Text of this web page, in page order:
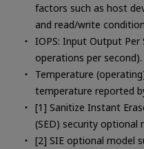
factors such as host
and read/write
IOPS: Input Output
operations per second).
Temperature
temperature reported
[1] Sanitize Instant
(SED) security optional
[2] SIE optional model